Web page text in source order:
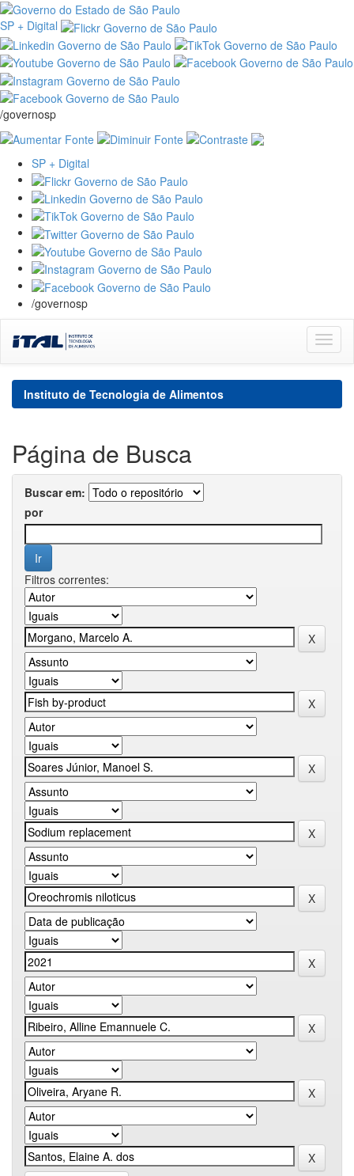
SP + Digital
/governosp
SP + Digital
/governosp
navigation
Instituto de Tecnologia de Alimentos
Página de Busca
Buscar em:
por
Filtros correntes: